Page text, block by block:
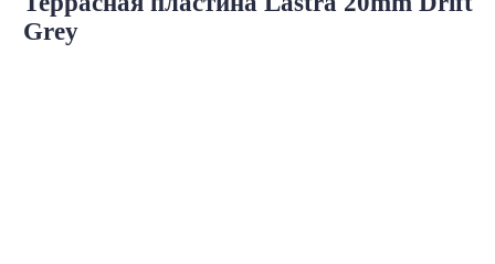
Grey